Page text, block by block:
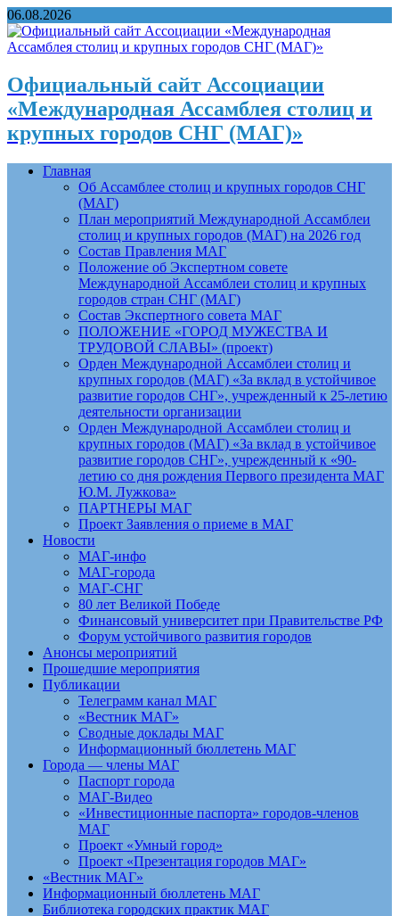
06.08.2026
Официальный сайт Ассоциации
«Международная Ассамблея столиц и
крупных городов СНГ (МАГ)»
Главная
Об Ассамблее столиц и крупных городов СНГ
(МАГ)
План мероприятий Международной Ассамблеи
столиц и крупных городов (МАГ) на 2026 год
Состав Правления МАГ
Положение об Экспертном совете
Международной Ассамблеи столиц и крупных
городов стран СНГ (МАГ)
Состав Экспертного совета МАГ
ПОЛОЖЕНИЕ «ГОРОД МУЖЕСТВА И
ТРУДОВОЙ СЛАВЫ» (проект)
Орден Международной Ассамблеи столиц и
крупных городов (МАГ) «За вклад в устойчивое
развитие городов СНГ», учрежденный к 25-летию
деятельности организации
Орден Международной Ассамблеи столиц и
крупных городов (МАГ) «За вклад в устойчивое
развитие городов СНГ», учрежденный к «90-
летию со дня рождения Первого президента МАГ
Ю.М. Лужкова»
ПАРТНЕРЫ МАГ
Проект Заявления о приеме в МАГ
Новости
МАГ-инфо
МАГ-города
МАГ-СНГ
80 лет Великой Победе
Финансовый университет при Правительстве РФ
Форум устойчивого развития городов
Анонсы мероприятий
Прошедшие мероприятия
Публикации
Телеграмм канал МАГ
«Вестник МАГ»
Сводные доклады МАГ
Информационный бюллетень МАГ
Города — члены МАГ
Паспорт города
МАГ-Видео
«Инвестиционные паспорта» городов-членов
МАГ
Проект «Умный город»
Проект «Презентация городов МАГ»
«Вестник МАГ»
Информационный бюллетень МАГ
Библиотека городских практик МАГ